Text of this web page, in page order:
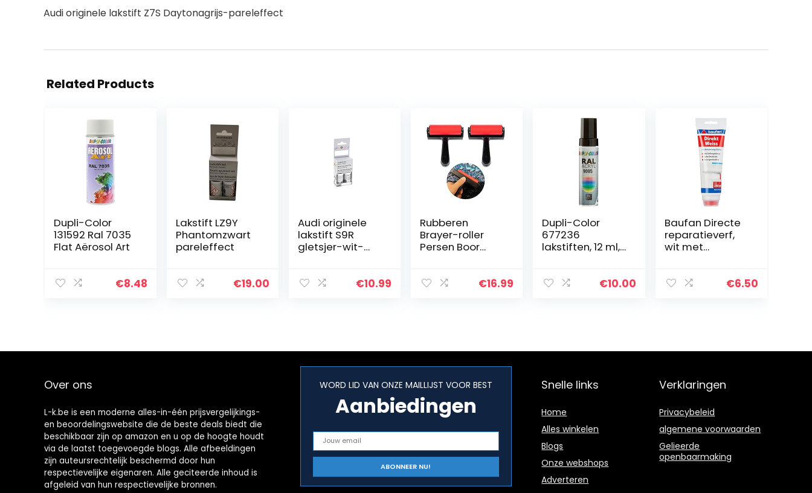
Audi originele lakstift Z7S Daytonagrijs-pareleffect
Related Products
Dupli-Color
131592 Ral 7035
Flat Aërosol Art
€8.48
Lakstift LZ9Y
Phantomzwart
pareleffect
€19.00
Audi originele
lakstift S9R
gletsjer-wit-
€10.99
Rubberen
Brayer-roller
Persen Boor
Plastic Diamant
€16.99
Dupli-Color
677236
lakstiften, 12 ml,
€10.00
Baufan Directe
reparatieverf,
wit met
€6.50
Over ons
L-k.be is een moderne alles-in-één prijsvergelijkings-
en beoordelingswebsite die de beste deals biedt die
beschikbaar zijn op amazon en u op de hoogte houdt
via de laatst toegevoegde blogs. Alle afbeeldingen
zijn auteursrechtelijk beschermd door hun
respectievelijke eigenaren. Alle geciteerde inhoud is
afgeleid van hun respectievelijke bronnen.
WORD LID VAN ONZE MAILLIJST VOOR BEST
Aanbiedingen
Snelle links
Home
Alles winkelen
Blogs
Onze webshops
Adverteren
Verklaringen
Privacybeleid
algemene voorwaarden
Gelieerde
openbaarmaking